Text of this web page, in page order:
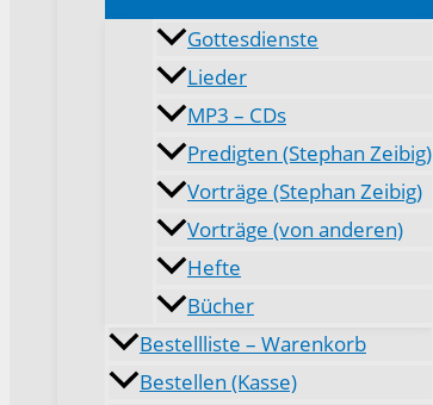
Gottesdienste
Lieder
MP3 – CDs
Predigten (Stephan Zeibig)
Vorträge (Stephan Zeibig)
Vorträge (von anderen)
Hefte
Bücher
Bestellliste – Warenkorb
Bestellen (Kasse)